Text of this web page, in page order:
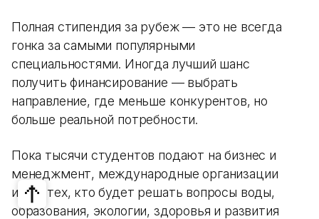
Полная стипендия за рубеж — это не всегда
гонка за самыми популярными
специальностями. Иногда лучший шанс
получить финансирование — выбрать
направление, где меньше конкурентов, но
больше реальной потребности.
Пока тысячи студентов подают на бизнес и
менеджмент, международные организации
ищут тех, кто будет решать вопросы воды,
образования, экологии, здоровья и развития